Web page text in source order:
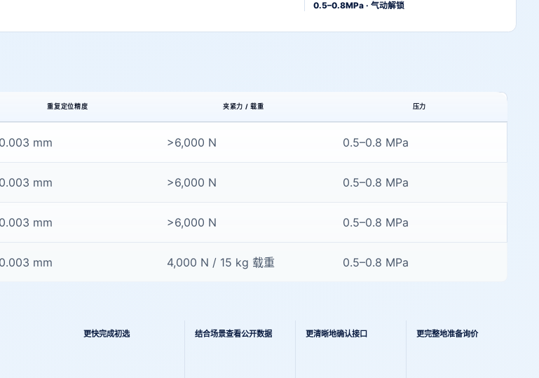
0.5–0.8MPa · 气动解锁
重复定位精度 夹紧力 / 载重 压力
mm >6,000 N 0.5–0.8 MPa
mm >6,000 N 0.5–0.8 MPa
mm >6,000 N 0.5–0.8 MPa
mm 4,000 N / 15 kg 载重 0.5–0.8 MPa
从对比到工程评估的清晰路径
更快完成初选 结合场景查看公开数据 更清晰地确认接口 更完整地准备询价